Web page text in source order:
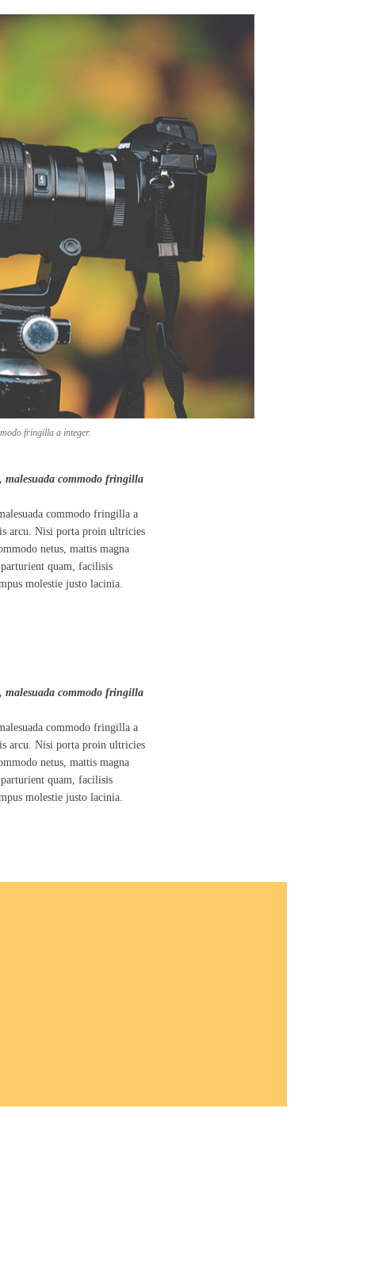
fringilla a integer.
malesuada commodo fringilla
commodo fringilla a
arcu. Nisi porta proin ultricies
netus, mattis magna
quam, facilisis
molestie justo lacinia.
malesuada commodo fringilla
commodo fringilla a
arcu. Nisi porta proin ultricies
netus, mattis magna
quam, facilisis
molestie justo lacinia.